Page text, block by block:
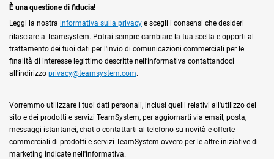
È una questione di fiducia!
Leggi la nostra informativa sulla privacy e scegli i consensi che desideri
rilasciare a Teamsystem. Potrai sempre cambiare la tua scelta e opporti al
trattamento dei tuoi dati per l'invio di comunicazioni commerciali per le
finalità di interesse legittimo descritte nell’informativa contattandoci
all’indirizzo privacy@teamsystem.com.
Vorremmo utilizzare i tuoi dati personali, inclusi quelli relativi all'utilizzo del
sito e dei prodotti e servizi TeamSystem, per aggiornarti via email, posta,
messaggi istantanei, chat o contattarti al telefono su novità e offerte
commerciali di prodotti e servizi TeamSystem ovvero per le altre iniziative di
marketing indicate nell'informativa.